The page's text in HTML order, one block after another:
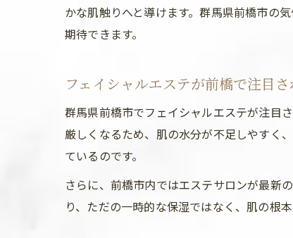
かな肌触りへと導けます。群馬県前橋市の
期待できます。
フェイシャルエステが前橋で注目
群馬県前橋市でフェイシャルエステが注目
厳しくなるため、肌の水分が不足しやすく
ているのです。
さらに、前橋市内ではエステサロンが最新
り、ただの一時的な保湿ではなく、肌の根